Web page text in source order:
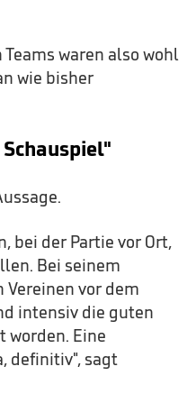
waren also wohl
wie bisher
bei der Partie vor Ort,
Bei seinem
Vereinen vor dem
intensiv die guten
worden. Eine
definitiv", sagt